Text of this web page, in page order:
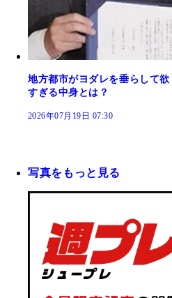
地方都市がヨダレを垂らして
すぎる中身とは？
2026年07月19日 07:30
写真をもっと見る